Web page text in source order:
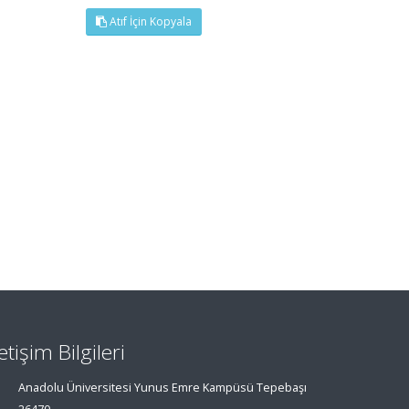
Atıf İçin Kopyala
Bilgileri
Anadolu Üniversitesi Yunus Emre Kampüsü Tepebaşı